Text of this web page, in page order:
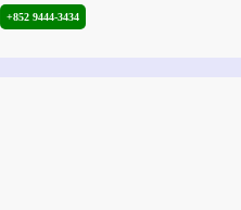
+852 9444-3434